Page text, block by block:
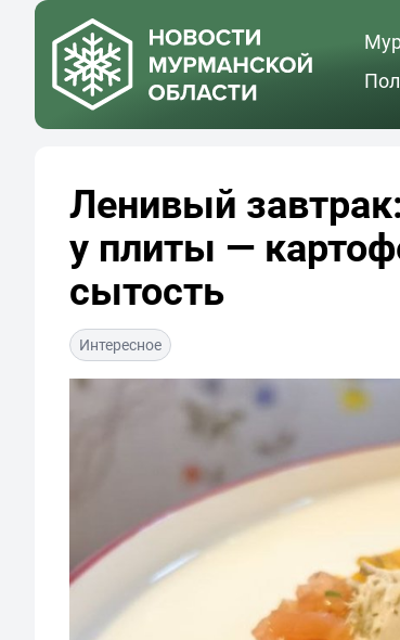
Ленивый
у плиты —
сытость
Интересное